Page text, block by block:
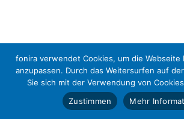
fonira verwendet Cookies, um die Webseite
anzupassen. Durch das Weitersurfen auf
Sie sich mit der Verwendung von
Zustimmen
Mehr